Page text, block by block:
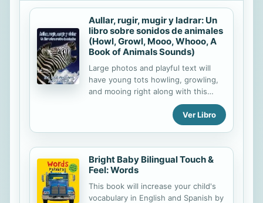
Aullar, rugir, mugir y ladrar: Un
libro sobre sonidos de animales
(Howl, Growl, Mooo, Whooo, A
Book of Animals Sounds)
Large photos and playful text will
have young tots howling, growling,
and mooing right along with this
Ver Libro
Bright Baby Bilingual Touch &
Feel: Words
This book will increase your child's
vocabulary in English and Spanish by